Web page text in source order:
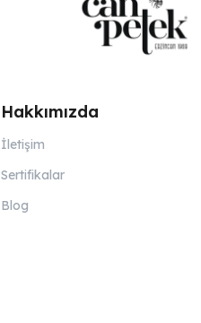
Hakkımızda
İletişim
Sertifikalar
Blog